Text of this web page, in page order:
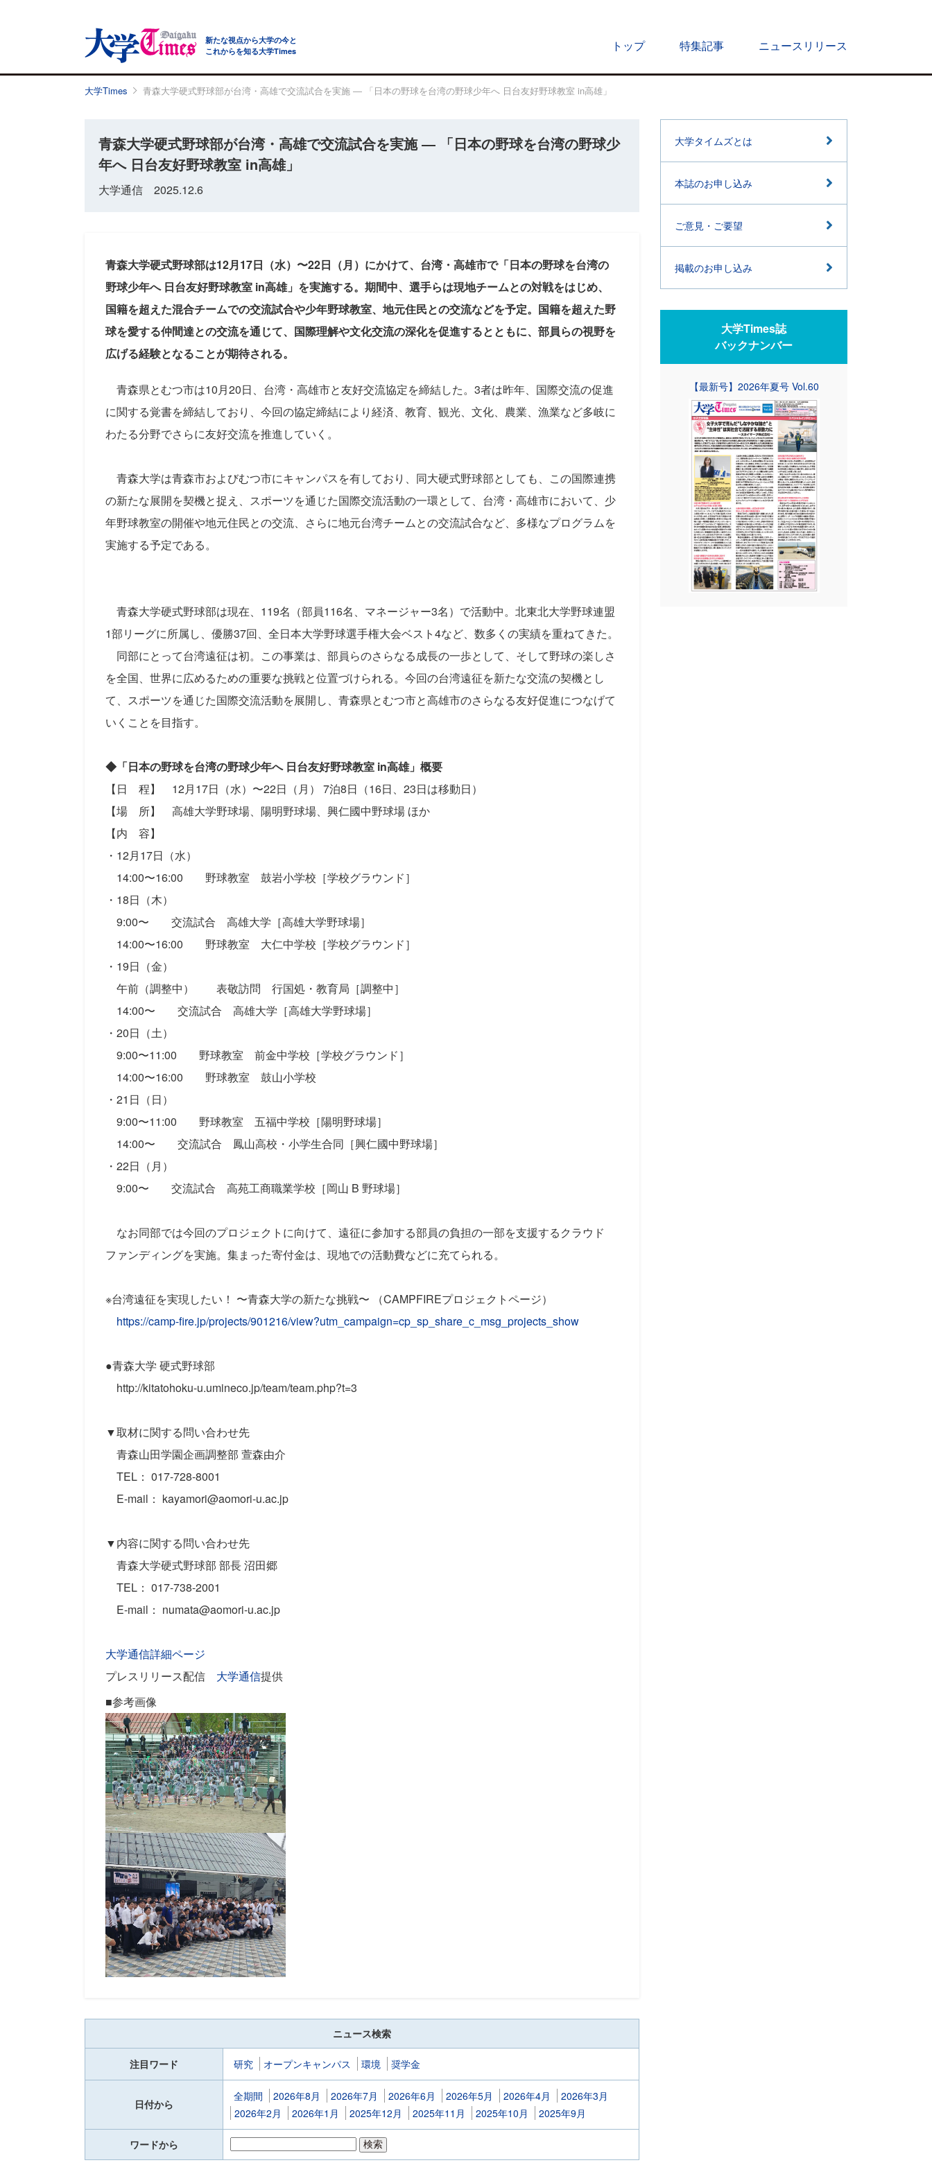
新たな視点から大学の今と
これからを知る大学Times
トップ 特集記事 ニュースリリース
大学Times 青森大学硬式野球部が台湾・高雄で交流試合を実施 ― 「日本の野球を台湾の野球少年へ 日台友好野球教室 in高雄」
青森大学硬式野球部が台湾・高雄で交流試合を実施 ― 「日本の野球を台湾の野球少
年へ 日台友好野球教室 in高雄」
大学通信 2025.12.6
青森大学硬式野球部は12月17日（水）〜22日（月）にかけて、台湾・高雄市で「日本の野球を台湾の
野球少年へ 日台友好野球教室 in高雄」を実施する。期間中、選手らは現地チームとの対戦をはじめ、
国籍を超えた混合チームでの交流試合や少年野球教室、地元住民との交流などを予定。国籍を超えた野
球を愛する仲間達との交流を通じて、国際理解や文化交流の深化を促進するとともに、部員らの視野を
広げる経験となることが期待される。
青森県とむつ市は10月20日、台湾・高雄市と友好交流協定を締結した。3者は昨年、国際交流の促進
に関する覚書を締結しており、今回の協定締結により経済、教育、観光、文化、農業、漁業など多岐に
わたる分野でさらに友好交流を推進していく。
青森大学は青森市およびむつ市にキャンパスを有しており、同大硬式野球部としても、この国際連携
の新たな展開を契機と捉え、スポーツを通じた国際交流活動の一環として、台湾・高雄市において、少
年野球教室の開催や地元住民との交流、さらに地元台湾チームとの交流試合など、多様なプログラムを
実施する予定である。
青森大学硬式野球部は現在、119名（部員116名、マネージャー3名）で活動中。北東北大学野球連盟
1部リーグに所属し、優勝37回、全日本大学野球選手権大会ベスト4など、数多くの実績を重ねてきた。
同部にとって台湾遠征は初。この事業は、部員らのさらなる成長の一歩として、そして野球の楽しさ
を全国、世界に広めるための重要な挑戦と位置づけられる。今回の台湾遠征を新たな交流の契機とし
て、スポーツを通じた国際交流活動を展開し、青森県とむつ市と高雄市のさらなる友好促進につなげて
いくことを目指す。
◆「日本の野球を台湾の野球少年へ 日台友好野球教室 in高雄」概要
【日 程】 12月17日（水）〜22日（月） 7泊8日（16日、23日は移動日）
【場 所】 高雄大学野球場、陽明野球場、興仁國中野球場 ほか
【内 容】
・12月17日（水）
14:00〜16:00 野球教室 鼓岩小学校［学校グラウンド］
・18日（木）
9:00〜 交流試合 高雄大学［高雄大学野球場］
14:00〜16:00 野球教室 大仁中学校［学校グラウンド］
・19日（金）
午前（調整中） 表敬訪問 行国処・教育局［調整中］
14:00〜 交流試合 高雄大学［高雄大学野球場］
・20日（土）
9:00〜11:00 野球教室 前金中学校［学校グラウンド］
14:00〜16:00 野球教室 鼓山小学校
・21日（日）
9:00〜11:00 野球教室 五福中学校［陽明野球場］
14:00〜 交流試合 鳳山高校・小学生合同［興仁國中野球場］
・22日（月）
9:00〜 交流試合 高苑工商職業学校［岡山 B 野球場］
なお同部では今回のプロジェクトに向けて、遠征に参加する部員の負担の一部を支援するクラウド
ファンディングを実施。集まった寄付金は、現地での活動費などに充てられる。
※台湾遠征を実現したい！ 〜青森大学の新たな挑戦〜 （CAMPFIREプロジェクトページ）
https://camp-fire.jp/projects/901216/view?utm_campaign=cp_sp_share_c_msg_projects_show
●青森大学 硬式野球部
http://kitatohoku-u.umineco.jp/team/team.php?t=3
▼取材に関する問い合わせ先
青森山田学園企画調整部 萱森由介
TEL： 017-728-8001
E-mail： kayamori@aomori-u.ac.jp
▼内容に関する問い合わせ先
青森大学硬式野球部 部長 沼田郷
TEL： 017-738-2001
E-mail： numata@aomori-u.ac.jp
大学通信詳細ページ
プレスリリース配信 大学通信提供
■参考画像
ニュース検索
注目ワード 研究 オープンキャンパス 環境 奨学金
日付から
全期間 2026年8月 2026年7月 2026年6月 2026年5月 2026年4月
2026年3月
2026年2月
2026年1月 2025年12月 2025年11月 2025年10月 2025年9月
ワードから
大学タイムズとは
本誌のお申し込み
ご意見・ご要望
掲載のお申し込み
大学Times誌
バックナンバー
【最新号】2026年夏号 Vol.60